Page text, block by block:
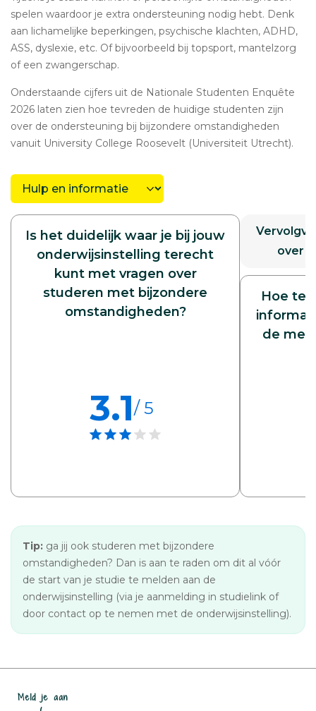
spelen waardoor je extra ondersteuning nodig hebt. Denk
aan lichamelijke beperkingen, psychische klachten, ADHD,
ASS, dyslexie, etc. Of bijvoorbeeld bij topsport, mantelzorg
of een zwangerschap.
Onderstaande cijfers uit de Nationale Studenten Enquête
2026 laten zien hoe tevreden de huidige studenten zijn
over de ondersteuning bij bijzondere omstandigheden
vanuit University College Roosevelt (Universiteit Utrecht).
Kies
een
categorie
Is het duidelijk waar je bij jouw
onderwijsinstelling terecht
kunt met vragen over
studeren met bijzondere
omstandigheden?
3.1/ 5
over
Hoe
de
Tip: ga jij ook studeren met bijzondere
omstandigheden? Dan is aan te raden om dit al vóór
de start van je studie te melden aan de
onderwijsinstelling (via je aanmelding in studielink of
door contact op te nemen met de onderwijsinstelling).
Meld je aan